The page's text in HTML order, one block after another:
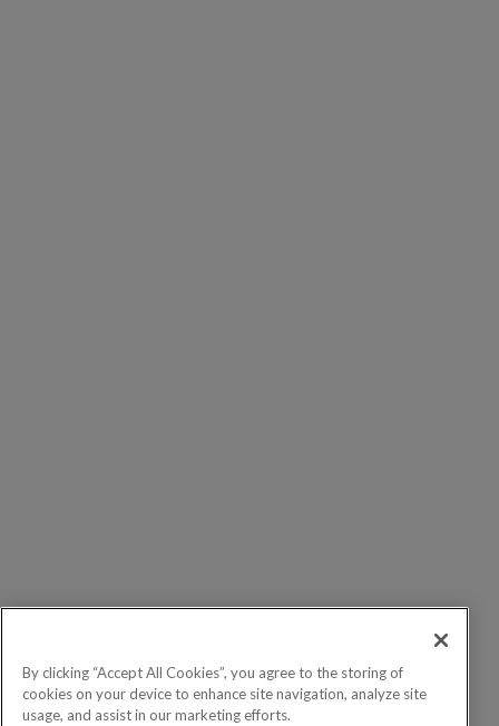
By clicking “Accept All Cookies”, you agree to the storing of
cookies on your device to enhance site navigation, analyze site
usage, and assist in our marketing efforts.